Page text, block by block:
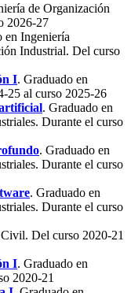
de Organización
2026-27
en Ingeniería
Industrial. Del curso
I. Graduado en
25 al curso 2025-26
. Graduado en
Durante el curso
. Graduado en
Durante el curso
. Graduado en
Durante el curso
Del curso 2020-21
I. Graduado en
2020-21